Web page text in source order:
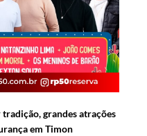
grandes atrações
em Timon